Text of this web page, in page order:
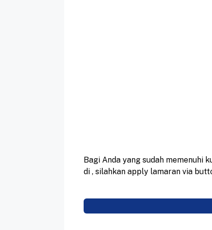
Bagi Anda yang sudah memenuhi
di , silahkan apply lamaran via